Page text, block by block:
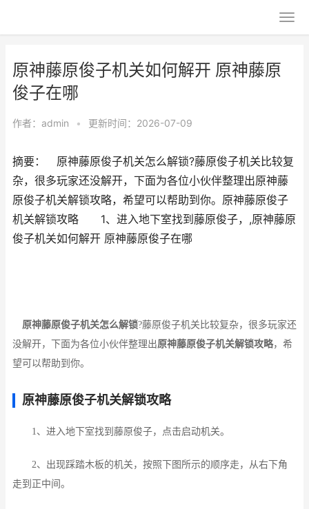
原神藤原俊子机关如何解开 原神藤原
俊子在哪
作者： admin • 更新时间：2026-07-09
摘要： 原神藤原俊子机关怎么解锁?藤原俊子机关比较复
杂，很多玩家还没解开，下面为各位小伙伴整理出原神藤
原俊子机关解锁攻略，希望可以帮助到你。原神藤原俊子
机关解锁攻略 1、进入地下室找到藤原俊子，,原神藤原
俊子机关如何解开 原神藤原俊子在哪
原神藤原俊子机关怎么解锁?藤原俊子机关比较复杂，很多玩家还
没解开，下面为各位小伙伴整理出原神藤原俊子机关解锁攻略，希
望可以帮助到你。
原神藤原俊子机关解锁攻略
1、进入地下室找到藤原俊子，点击启动机关。
2、出现踩踏木板的机关，按照下图所示的顺序走，从右下角
走到正中间。